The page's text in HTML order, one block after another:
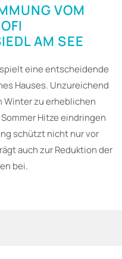
VOM
AM SEE
eine entscheidende
Hauses. Unzureichend
Winter zu erheblichen
Hitze eindringen
schützt nicht nur vor
auch zur Reduktion der
bei.